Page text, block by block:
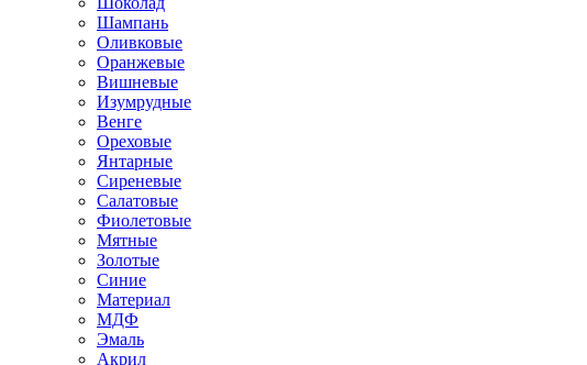
Шампань
Оливковые
Оранжевые
Вишневые
Изумрудные
Венге
Ореховые
Янтарные
Сиреневые
Салатовые
Фиолетовые
Мятные
Золотые
Синие
Материал
МДФ
Эмаль
Акрил